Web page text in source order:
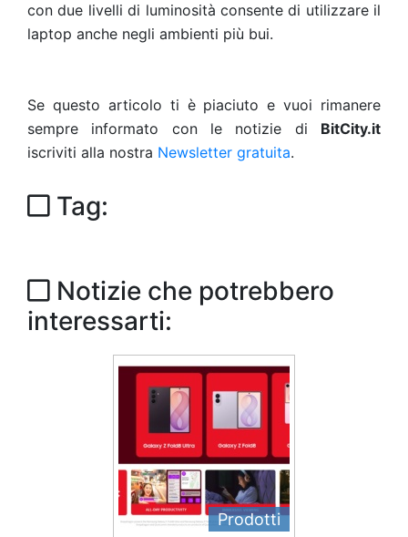
con due livelli di luminosità consente di utilizzare il
laptop anche negli ambienti più bui.
Se questo articolo ti è piaciuto e vuoi rimanere
sempre informato con le notizie di BitCity.it
iscriviti alla nostra Newsletter gratuita.
Tag:
Notizie che potrebbero
interessarti:
Prodotti